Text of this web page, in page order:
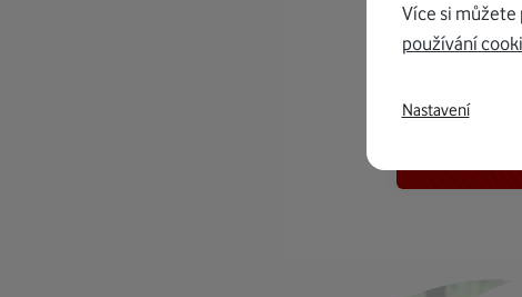
K
od
Více si můžete
používání
Nastavení